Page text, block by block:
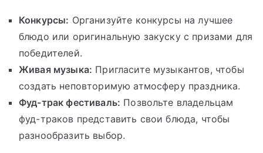
Конкурсы: Организуйте конкурсы на лучшее
блюдо или оригинальную закуску с призами для
победителей.
Живая музыка: Пригласите музыкантов, чтобы
создать неповторимую атмосферу праздника.
Фуд-трак фестиваль: Позвольте владельцам
фуд-траков представить свои блюда, чтобы
разнообразить выбор.